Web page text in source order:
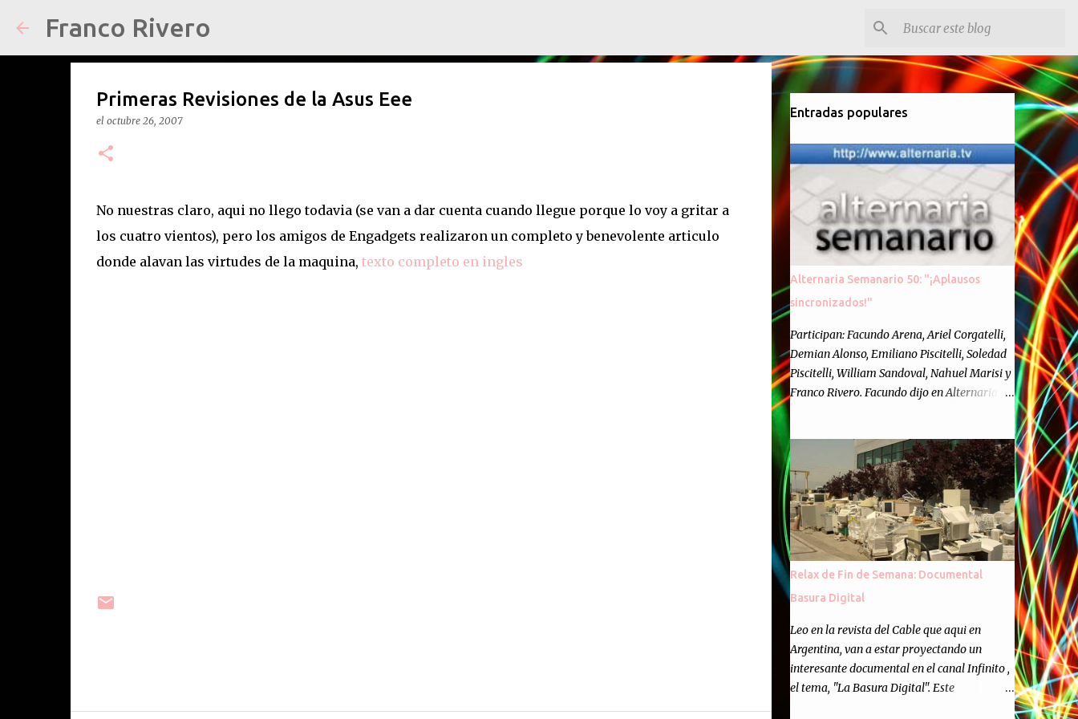
Franco Rivero
Primeras Revisiones de la Asus Eee
el octubre 26, 2007
No nuestras claro, aqui no llego todavia (se van a dar cuenta cuando llegue porque lo voy a gritar a
los cuatro vientos), pero los amigos de Engadgets realizaron un completo y benevolente articulo
donde alavan las virtudes de la maquina, texto completo en ingles
Entradas populares
Alternaria Semanario 50: "¡Aplausos
sincronizados!"
Participan: Facundo Arena, Ariel Corgatelli,
Demian Alonso, Emiliano Piscitelli, Soledad
Piscitelli, William Sandoval, Nahuel Marisi y
Franco Rivero. Facundo dijo en Alternaria :
episodios de Alternaria Semanario.
Cincuenta ocasiones para ponernos en
contacto con ustedes y contarles las noticias
de tecnología más importantes, desde
nuestra propia óptica: un punto de vista
independiente e informal.Para festejarlo, se
nos ocurrió que estemos todos juntos; y
cuando digo "todos" me refiero a toda la
gente que alguna vez participó en el
semanario como panelista, y a ustedes. Por
eso se nos ocurrió la idea de emitir video en
vivo. La tarea no fué facil, hubo que
coordinar horarios, preparar el estudio,
configurar muchos programejos y hacer
Relax de Fin de Semana: Documental
Basura Digital
Leo en la revista del Cable que aqui en
Argentina, van a estar proyectando un
interesante documental en el canal Infinito ,
el tema, "La Basura Digital". Este